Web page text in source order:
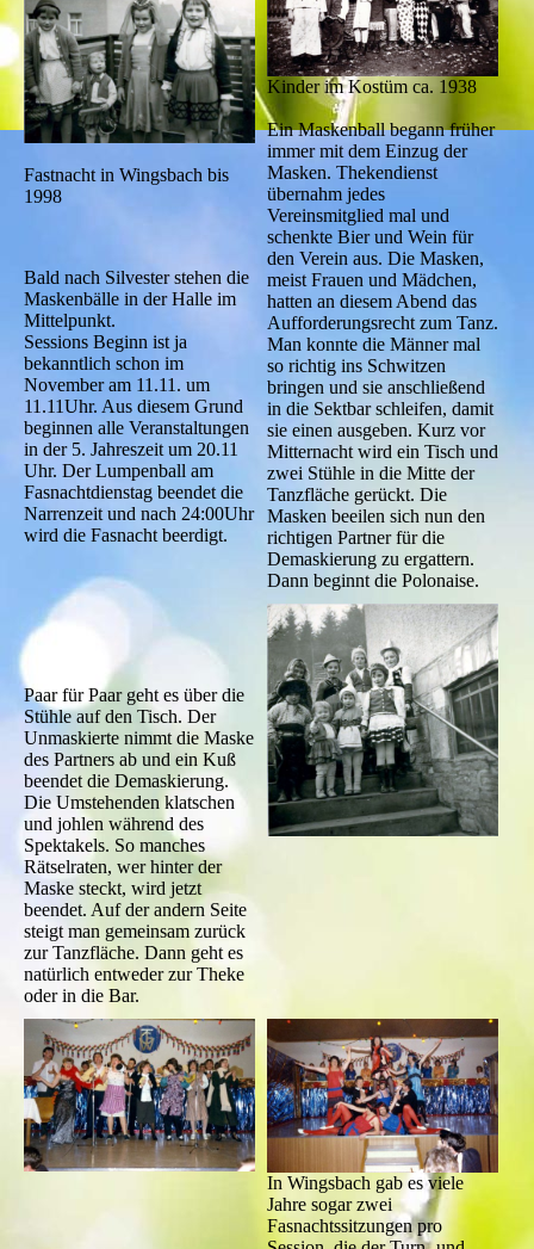
Fastnacht in Wingsbach bis
1998
Bald nach Silvester stehen die
Maskenbälle in der Halle im
Mittelpunkt.
Sessions Beginn ist ja
bekanntlich schon im
November am 11.11. um
11.11Uhr. Aus diesem Grund
beginnen alle Veranstaltungen
in der 5. Jahreszeit um 20.11
Uhr. Der Lumpenball am
Fasnachtdienstag beendet die
Narrenzeit und nach 24:00Uhr
wird die Fasnacht beerdigt.
Kinder im Kostüm ca. 1938
Ein Maskenball begann früher
immer mit dem Einzug der
Masken. Thekendienst
übernahm jedes
Vereinsmitglied mal und
schenkte Bier und Wein für
den Verein aus. Die Masken,
meist Frauen und Mädchen,
hatten an diesem Abend das
Aufforderungsrecht zum Tanz.
Man konnte die Männer mal
so richtig ins Schwitzen
bringen und sie anschließend
in die Sektbar schleifen, damit
sie einen ausgeben. Kurz vor
Mitternacht wird ein Tisch und
zwei Stühle in die Mitte der
Tanzfläche gerückt. Die
Masken beeilen sich nun den
richtigen Partner für die
Demaskierung zu ergattern.
Dann beginnt die Polonaise.
Paar für Paar geht es über die
Stühle auf den Tisch. Der
Unmaskierte nimmt die Maske
des Partners ab und ein Kuß
beendet die Demaskierung.
Die Umstehenden klatschen
und johlen während des
Spektakels. So manches
Rätselraten, wer hinter der
Maske steckt, wird jetzt
beendet. Auf der andern Seite
steigt man gemeinsam zurück
zur Tanzfläche. Dann geht es
natürlich entweder zur Theke
oder in die Bar.
In Wingsbach gab es viele
Jahre sogar zwei
Fasnachtssitzungen pro